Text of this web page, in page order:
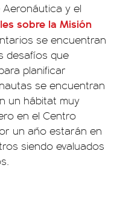
y el
sobre la Misión
se encuentran
desafíos que
planificar
se encuentran
un hábitat muy
en el Centro
un año estarán en
siendo evaluados